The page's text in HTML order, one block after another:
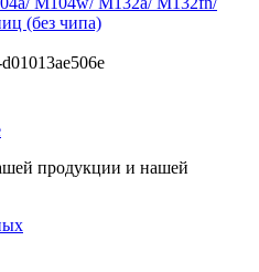
(без чипа)
продукции и нашей